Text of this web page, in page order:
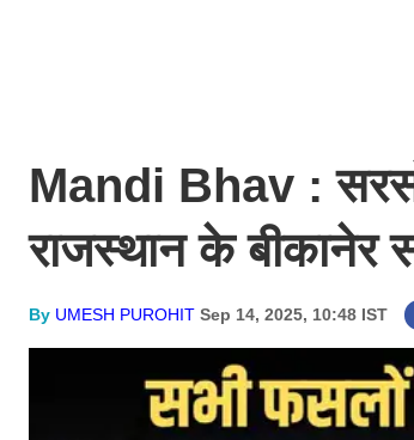
Mandi Bhav :
राजस्थान के
By UMESH PUROHIT Sep 14, 2025, 10:48 IST